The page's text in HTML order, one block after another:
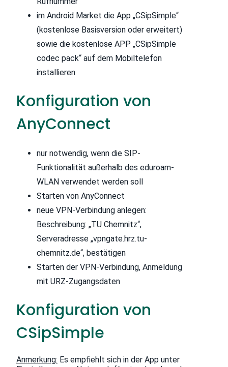
im Android Market die App „CSipSimple“
(kostenlose Basisversion oder erweitert)
sowie die kostenlose APP „CSipSimple
codec pack“ auf dem Mobiltelefon
installieren
Konfiguration von
AnyConnect
nur notwendig, wenn die SIP-
Funktionalität außerhalb des eduroam-
WLAN verwendet werden soll
Starten von AnyConnect
neue VPN-Verbindung anlegen:
Beschreibung: „TU Chemnitz“,
Serveradresse „vpngate.hrz.tu-
chemnitz.de“, bestätigen
Starten der VPN-Verbindung, Anmeldung
mit URZ-Zugangsdaten
Konfiguration von
CSipSimple
Anmerkung: Es empfiehlt sich in der App unter